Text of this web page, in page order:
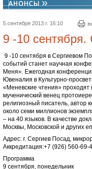
5 сентября 2013 г. 16:10
9 -10
9 -10 сентября в Сергиевом
событий станет научная
Меня». Ежегодная
Ювеналия в Культурно-
«Меневские чтения» проходят
мученический венец
религиозный писатель, автор
около семи миллионов
– на 40 языков. В качестве
Москвы, Московской и других
Адрес: г. Сергиев Посад,
Аккредитация:+7 (926) 560-69-
Программа
9 сентября, понедельник